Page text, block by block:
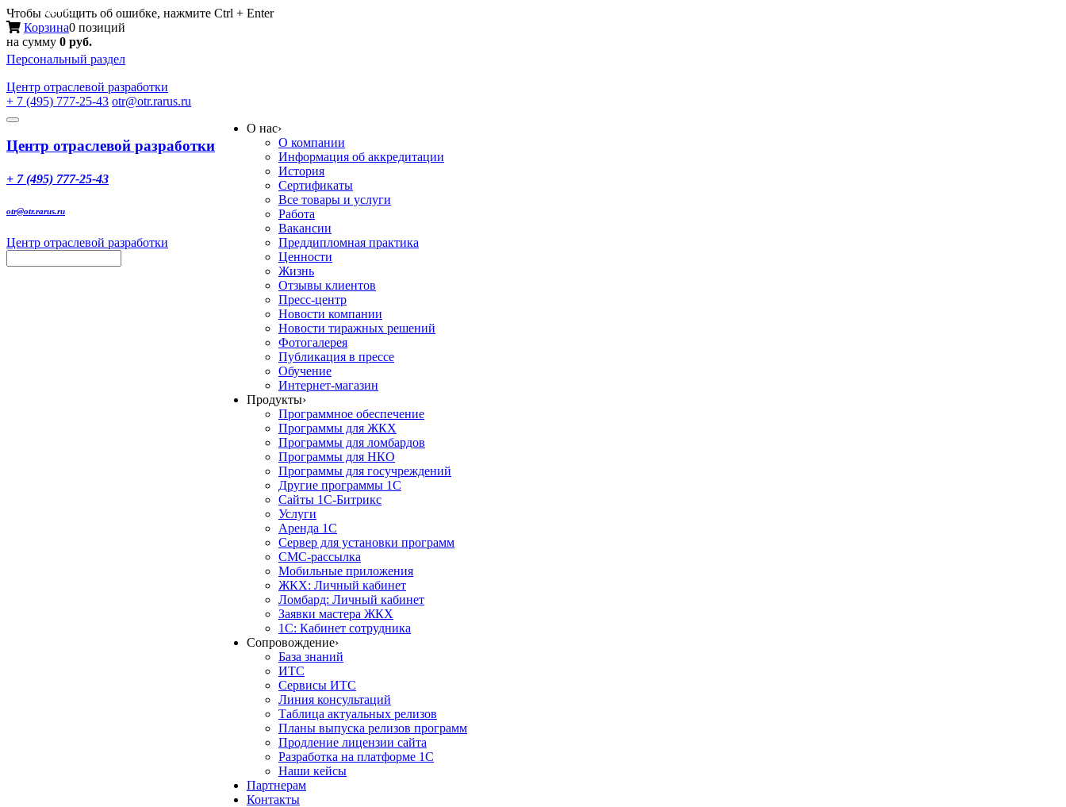
Чтобы сообщить об ошибке, нажмите Ctrl + Enter
Корзина0 позиций
на сумму 0 руб.
Персональный раздел
Центр отраслевой разработки
+ 7 (495) 777-25-43 otr@otr.rarus.ru
Toggle
Меню
Центр отраслевой разработки
+ 7 (495) 777-25-43
otr@otr.rarus.ru
Центр отраслевой разработки
О нас›
О компании
Информация об аккредитации
История
Сертификаты
Все товары и услуги
Работа
Вакансии
Преддипломная практика
Ценности
Жизнь
Отзывы клиентов
Пресс-центр
Новости компании
Новости тиражных решений
Фотогалерея
Публикация в прессе
Обучение
Интернет-магазин
Продукты›
Программное обеспечение
Программы для ЖКХ
Программы для ломбардов
Программы для НКО
Программы для госучреждений
Другие программы 1С
Сайты 1С-Битрикс
Услуги
Аренда 1С
Сервер для установки программ
СМС-рассылка
Мобильные приложения
ЖКХ: Личный кабинет
Ломбард: Личный кабинет
Заявки мастера ЖКХ
1С: Кабинет сотрудника
Сопровождение›
База знаний
ИТС
Сервисы ИТС
Линия консультаций
Таблица актуальных релизов
Планы выпуска релизов программ
Продление лицензии сайта
Разработка на платформе 1С
Наши кейсы
Партнерам
Контакты